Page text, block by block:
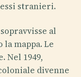
stranieri.
al
mappa. Le
Nel 1949,
divenne